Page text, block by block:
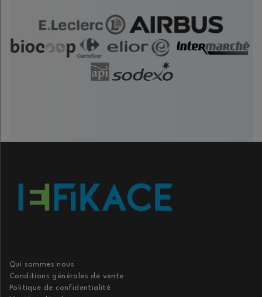
Qui sommes nous
Conditions générales de vente
Politique de confidentialité